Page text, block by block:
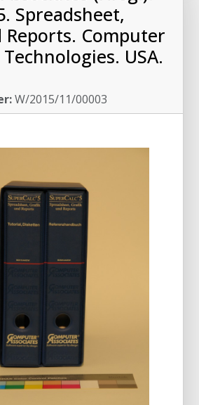
Spreadsheet,
Computer
USA.
W/2015/11/00003